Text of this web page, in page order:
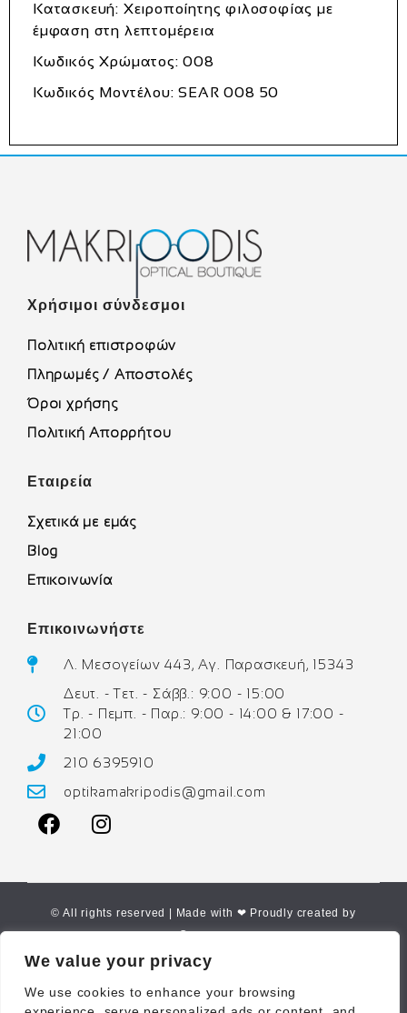
We value your privacy
We use cookies to enhance your browsing
Κατασκευή: Χειροποίητης φιλοσοφίας με
έμφαση στη λεπτομέρεια
Κωδικός Χρώματος: 008
Κωδικός Μοντέλου: SEAR 008 50
Χρήσιμοι σύνδεσμοι
Πολιτική επιστροφών
Πληρωμές / Αποστολές
Όροι χρήσης
Πολιτική Απορρήτου
Εταιρεία
Σχετικά με εμάς
Blog
Επικοινωνία
Επικοινωνήστε
Λ. Μεσογείων 443, Αγ. Παρασκευή, 15343
Δευτ. - Τετ. - Σάββ.: 9:00 - 15:00
Τρ. - Πεμπ. - Παρ.: 9:00 - 14:00 & 17:00 -
21:00
210 6395910
optikamakripodis@gmail.com
© All rights reserved | Made with ❤ Proudly created by
Corne.gr